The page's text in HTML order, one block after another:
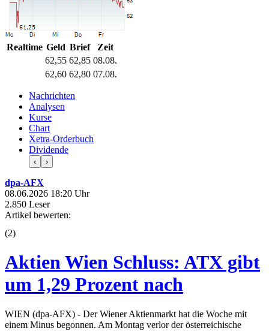
Realtime Geld Brief
Zeit
62,55 62,85 08.08.
62,60 62,80 07.08.
Nachrichten
Analysen
Kurse
Chart
Xetra-Orderbuch
Dividende
‹ ›
dpa-AFX
08.06.2026 18:20 Uhr
2.850 Leser
Artikel bewerten:
(2)
Aktien Wien Schluss: ATX gibt
um 1,29 Prozent nach
WIEN (dpa-AFX) - Der Wiener Aktienmarkt hat die Woche mit
einem Minus begonnen. Am Montag verlor der österreichische